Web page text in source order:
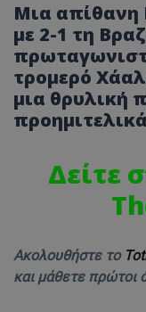
Μια απίθανη
με 2-1 τη
τρομερό
μια θρυλική
Δείτε
Ακολουθήστε το
και μάθετε πρώτοι